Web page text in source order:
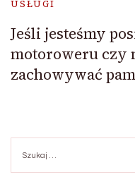
USŁUGI
Jeśli jesteśmy
motoroweru czy
zachowywać